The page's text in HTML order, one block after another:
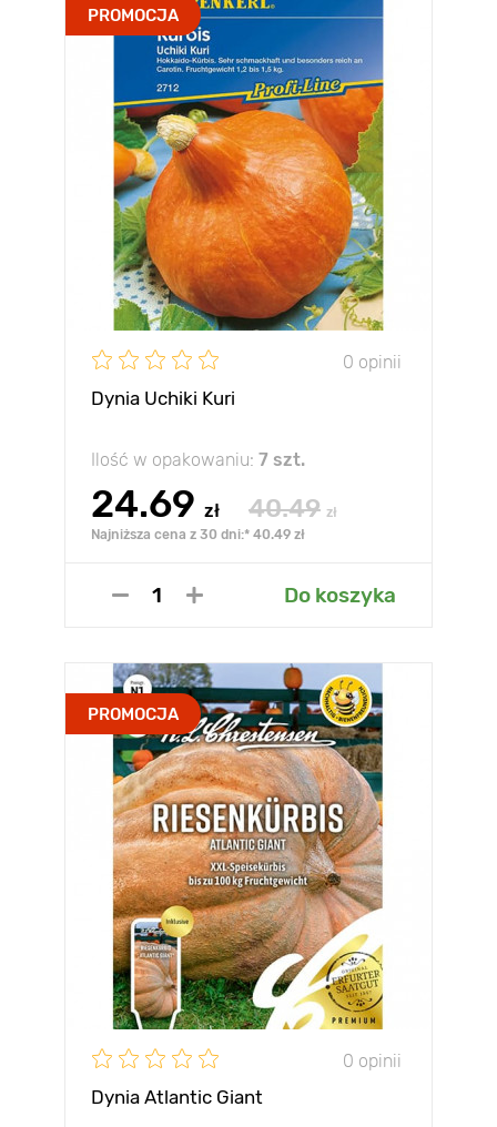
PROMOCJA
0 opinii
Dynia Uchiki Kuri
Ilość w opakowaniu: 7 szt.
24.69 zł 40.49 zł
Najniższa cena z 30 dni:* 40.49 zł
Do koszyka
PROMOCJA
0 opinii
Dynia Atlantic Giant